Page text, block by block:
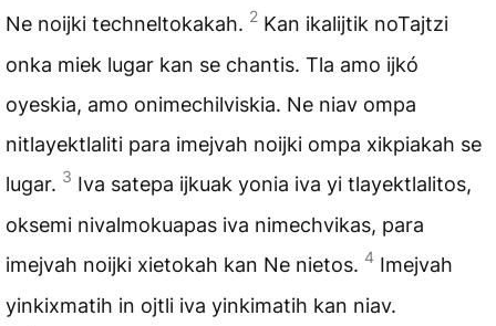
Ne noijki techneltokakah. 2 Kan ikalijtik noTajtzi
onka miek lugar kan se chantis. Tla amo ijkó
oyeskia, amo onimechilviskia. Ne niav ompa
nitlayektlaliti para imejvah noijki ompa xikpiakah se
lugar. 3 Iva satepa ijkuak yonia iva yi tlayektlalitos,
oksemi nivalmokuapas iva nimechvikas, para
imejvah noijki xietokah kan Ne nietos. 4 Imejvah
yinkixmatih in ojtli iva yinkimatih kan niav.